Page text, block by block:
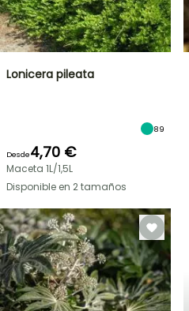
Lonicera pileata
89
Desde4,70 €
Maceta 1L/1,5L
Disponible en 2 tamaños